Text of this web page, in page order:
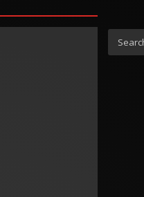
Search
for: